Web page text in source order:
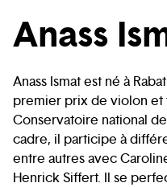
Anass
Anass Ismat est né à
premier prix de violon et
Conservatoire national
cadre, il participe à
entre autres avec
Henrick Siffert. Il se